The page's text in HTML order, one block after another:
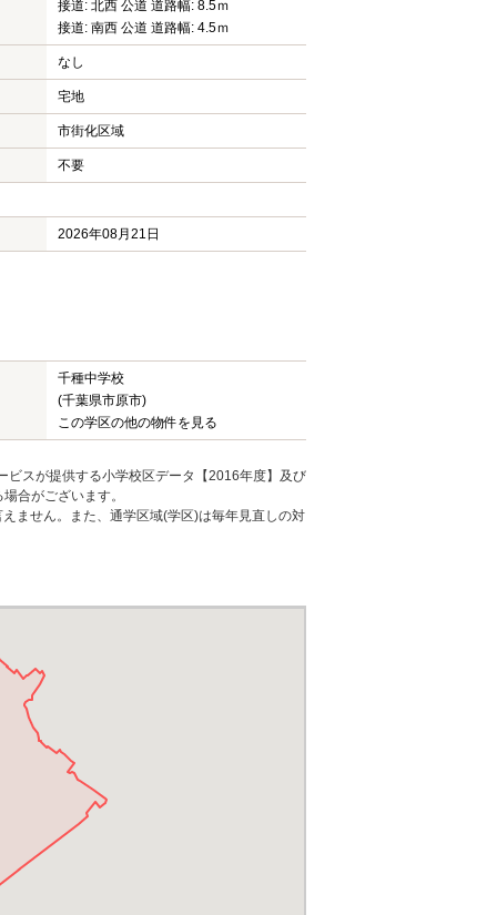
接道: 北西 公道 道路幅: 8.5ｍ
接道: 南西 公道 道路幅: 4.5ｍ
なし
宅地
市街化区域
不要
2026年08月21日
千種中学校
(千葉県市原市)
この学区の他の物件を見る
ビスが提供する小学校区データ【2016年度】及び
合がございます。
ません。また、通学区域(学区)は毎年見直しの対